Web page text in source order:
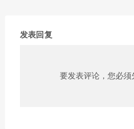
发表回复
要发表评论，您必须